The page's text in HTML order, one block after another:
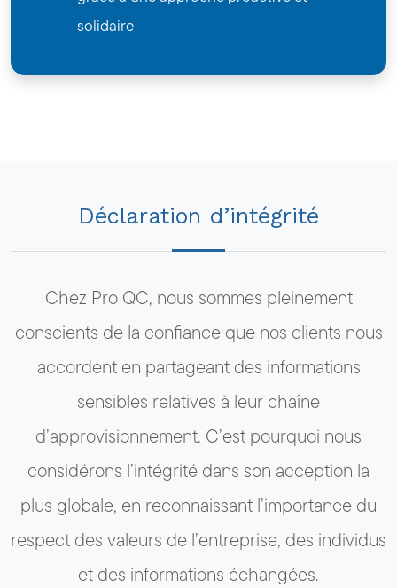
solidaire
Déclaration d’intégrité
Chez Pro QC, nous sommes pleinement
conscients de la confiance que nos clients nous
accordent en partageant des informations
sensibles relatives à leur chaîne
d’approvisionnement. C’est pourquoi nous
considérons l’intégrité dans son acception la
plus globale, en reconnaissant l’importance du
respect des valeurs de l’entreprise, des individus
et des informations échangées.